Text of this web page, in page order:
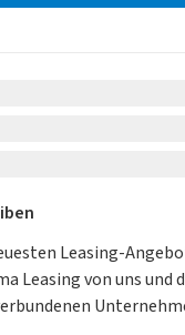
Leasing-
Leasing von uns und